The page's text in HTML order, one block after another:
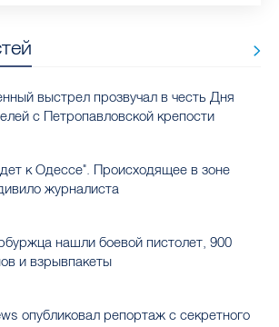
выстрел прозвучал в честь Дня
с Петропавловской крепости
к Одессе". Происходящее в зоне
журналиста
нашли боевой пистолет, 900
и взрывпакеты
опубликовал репортаж с секретного